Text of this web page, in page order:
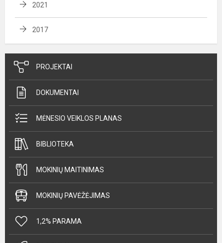
2021
2017
PROJEKTAI
DOKUMENTAI
MĖNESIO VEIKLOS PLANAS
BIBLIOTEKA
MOKINIŲ MAITINIMAS
MOKINIŲ PAVĖŽĖJIMAS
1,2% PARAMA